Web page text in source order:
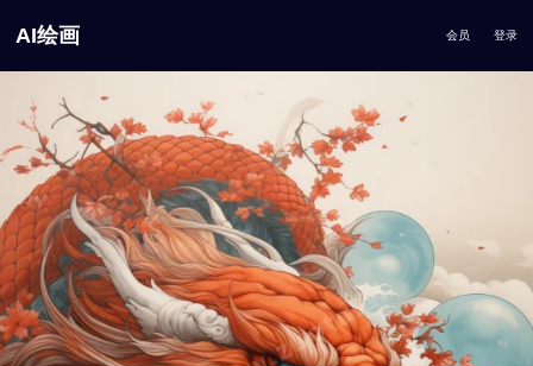
AI绘画 会员 登录